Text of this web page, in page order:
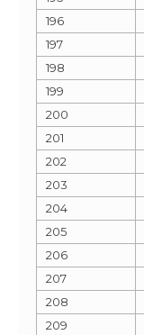
196
197
198
199
200
201
202
203
204
205
206
207
208
209